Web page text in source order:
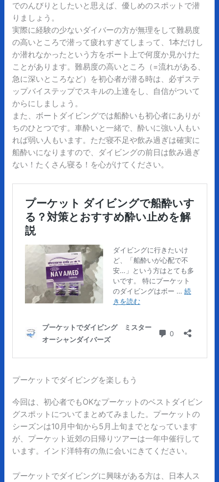
でのんびりとしたいと思えば、優しめのスポットで潜
りましょう。
実際に経験の少ないダイバーの方が無理をして難易度
の高いところで潜って疲れすぎてしまって、1本だけし
か潜れなかったという方をボート上で何度か見かけた
ことがあります。難易度の高いところ（=流れがある、
急に深いところなど）を初心者が潜る時は、必ずステ
ップバイステップでスキルの上達をし、自信がついて
からにしましょう。
また、ボートダイビングでは船酔いも初心者にありが
ちのひとつです。車酔いと一緒で、酔いに強い人もい
れば弱い人もいます。ただ寝不足や飲み過ぎは確実に
船酔いになりますので、ダイビングの前日は飲み過ぎ
ない！たくさん寝る！を心がけてください。
プーケットでダイビングを楽しもう
今回は、初心者でもOKなプーケットのベストダイビン
グスポットについてまとめてみました。プーケットの
シーズンは10月中旬から5月上旬までとなっています
が、プーケット近郊の日帰りツアーは一年中催行して
います。インド洋特有の魚に会いにきてください。
プーケットでダイビングに興味がある方は、日本人ス